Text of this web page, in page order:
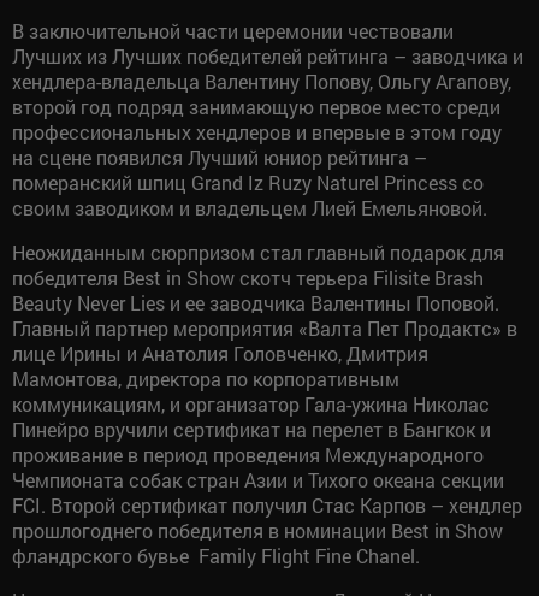
В заключительной части церемонии чествовали
Лучших из Лучших победителей рейтинга – заводчика и
хендлера-владельца Валентину Попову, Ольгу Агапову,
второй год подряд занимающую первое место среди
профессиональных хендлеров и впервые в этом году
на сцене появился Лучший юниор рейтинга –
померанский шпиц Grand Iz Ruzy Naturel Princess со
своим заводиком и владельцем Лией Емельяновой.
Неожиданным сюрпризом стал главный подарок для
победителя Best in Show скотч терьера Filisite Brash
Beauty Never Lies и ее заводчика Валентины Поповой.
Главный партнер мероприятия «Валта Пет Продактс» в
лице Ирины и Анатолия Головченко, Дмитрия
Мамонтова, директора по корпоративным
коммуникациям, и организатор Гала-ужина Николас
Пинейро вручили сертификат на перелет в Бангкок и
проживание в период проведения Международного
Чемпионата собак стран Азии и Тихого океана секции
FCI. Второй сертификат получил Стас Карпов – хендлер
прошлогоднего победителя в номинации Best in Show
фландрского бувье Family Flight Fine Chanel.